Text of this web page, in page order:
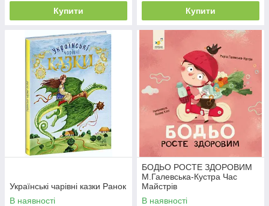
Купити Купити
Українські чарівні казки Ранок
В наявності
БОДЬО РОСТЕ ЗДОРОВИМ
М.Галевська-Кустра Час
Майстрів
В наявності